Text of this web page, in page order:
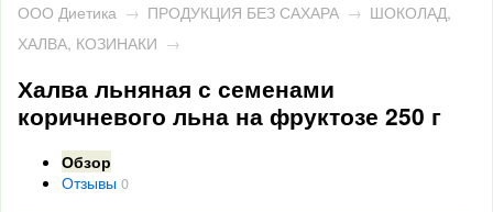
ООО Диетика → ПРОДУКЦИЯ БЕЗ САХАРА → ШОКОЛАД,
ХАЛВА, КОЗИНАКИ →
Халва льняная с семенами
коричневого льна на фруктозе 250 г
Обзор
Отзывы 0